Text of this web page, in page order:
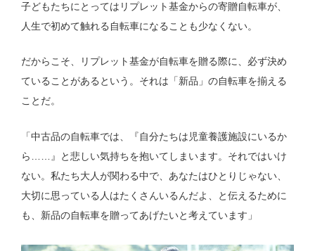
子どもたちにとってはリプレット基金からの寄贈自転車が、
人生で初めて触れる自転車になることも少なくない。
だからこそ、リプレット基金が自転車を贈る際に、必ず決め
ていることがあるという。それは「新品」の自転車を揃える
ことだ。
「中古品の自転車では、『自分たちは児童養護施設にいるか
ら……』と悲しい気持ちを抱いてしまいます。それではいけ
ない。私たち大人が関わる中で、あなたはひとりじゃない、
大切に思っている人はたくさんいるんだよ、と伝えるために
も、新品の自転車を贈ってあげたいと考えています」